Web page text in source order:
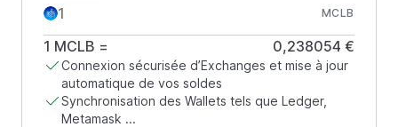
MCLB
1 MCLB = 0,238054 €
Connexion sécurisée d’Exchanges et mise à jour
automatique de vos soldes
Synchronisation des Wallets tels que Ledger,
Metamask ...